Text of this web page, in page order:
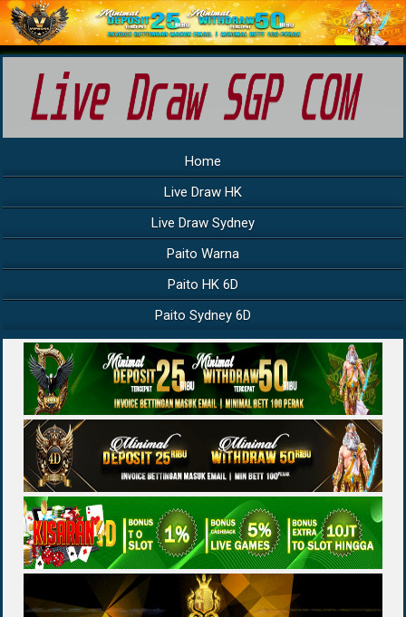
Home
Live Draw HK
Live Draw Sydney
Paito Warna
Paito HK 6D
Paito Sydney 6D